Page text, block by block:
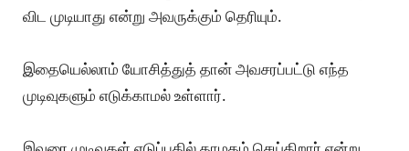
ப: சினிமாவில வர்ற மாதிரி ஒரே பாட்டுல ஊரையே
மாத்துறது எல்லாம் நடக்கும்ன்னு நம்புறதுக்கு நாங்க என்ன
1950லையா இருக்கோம்?!
அரசியலன்னா சும்மா இல்லைன்னு நிச்சயமா எங்களுக்குத்